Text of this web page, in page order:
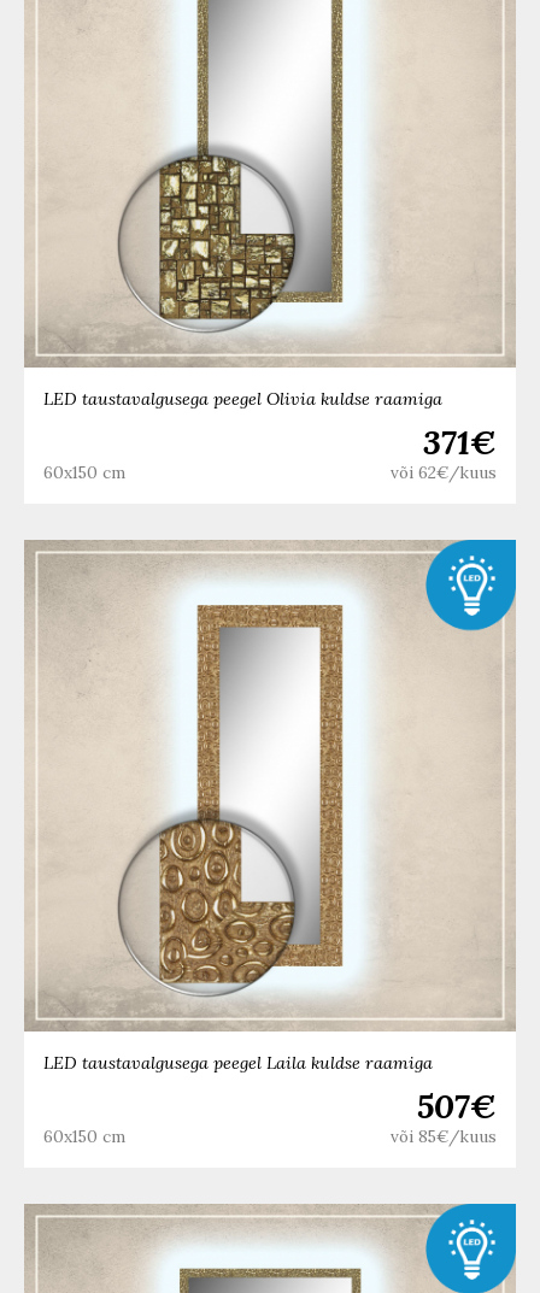
LED taustavalgusega peegel Olivia kuldse raamiga
371€
60x150 cm või 62€/kuus
LED taustavalgusega peegel Laila kuldse raamiga
507€
60x150 cm või 85€/kuus